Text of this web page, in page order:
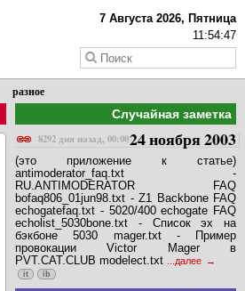
7 Августа 2026, Пятница
11:54:47
разное
Случайная заметка
8292 дня назад, 00:0024 ноября 2003
(это приложение к статье)
antimoderator_faq.txt -
RU.ANTIMODERATOR FAQ
bofaq806_01jun98.txt - Z1 Backbone FAQ
echogatefaq.txt - 5020/400 echogate FAQ
echolist_5030bone.txt - Список эх на
бэкбоне 5030 mager.txt - Пример
провокации Victor Mager в
PVT.CAT.CLUB modelect.txt ...далее
it ib